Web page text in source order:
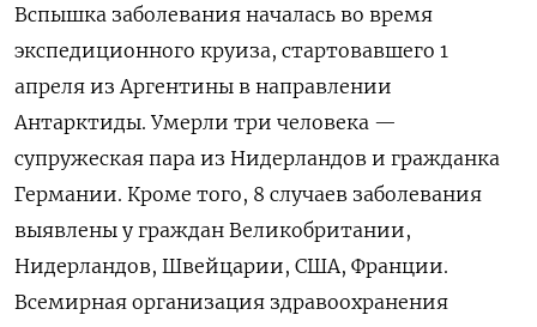
Вспышка заболевания началась во время
экспедиционного круиза, стартовавшего 1
апреля из Аргентины в направлении
Антарктиды. Умерли три человека —
супружеская пара из Нидерландов и гражданка
Германии. Кроме того, 8 случаев заболевания
выявлены у граждан Великобритании,
Нидерландов, Швейцарии, США, Франции.
Всемирная организация здравоохранения